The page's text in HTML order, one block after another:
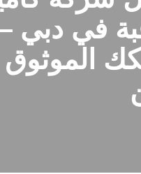
في دبي